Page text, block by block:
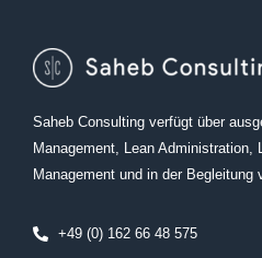
Saheb Consulting verfügt über
Management, Lean Administration,
Management und in der Begleitung
+49 (0) 162 66 48 575